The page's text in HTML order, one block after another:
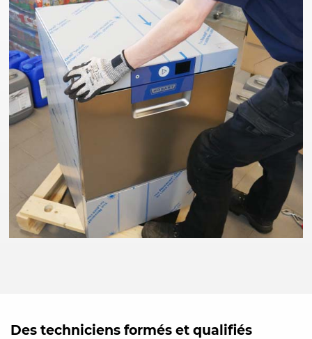
Des techniciens formés et qualifiés